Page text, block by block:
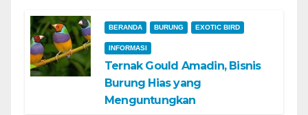
BERANDA BURUNG EXOTIC BIRD
INFORMASI
Ternak Gould Amadin, Bisnis
Burung Hias yang
Menguntungkan